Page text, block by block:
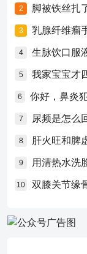
2 脚被铁丝扎
3 乳腺纤维瘤
4 生脉饮口服
5 我家宝宝才
6
7 尿频是怎么
8 肝火旺和脾
9 用清热水洗
10 双膝关节缘